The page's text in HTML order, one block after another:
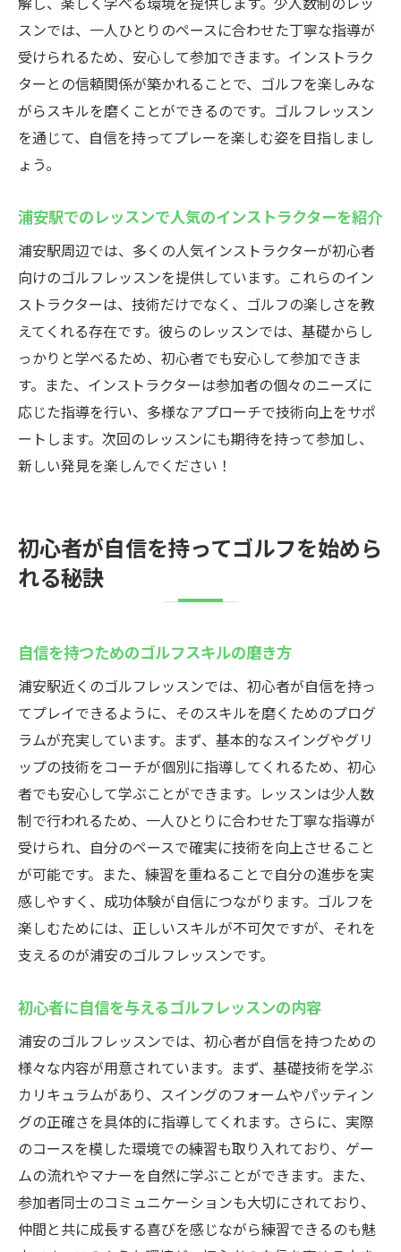
スンでは、一人ひとりのペースに合わせた丁寧な指導が
受けられるため、安心して参加できます。インストラク
ターとの信頼関係が築かれることで、ゴルフを楽しみな
がらスキルを磨くことができるのです。ゴルフレッスン
を通じて、自信を持ってプレーを楽しむ姿を目指しまし
ょう。
浦安駅でのレッスンで人気のインストラクターを紹介
浦安駅周辺では、多くの人気インストラクターが初心者
向けのゴルフレッスンを提供しています。これらのイン
ストラクターは、技術だけでなく、ゴルフの楽しさを教
えてくれる存在です。彼らのレッスンでは、基礎からし
っかりと学べるため、初心者でも安心して参加できま
す。また、インストラクターは参加者の個々のニーズに
応じた指導を行い、多様なアプローチで技術向上をサポ
ートします。次回のレッスンにも期待を持って参加し、
新しい発見を楽しんでください！
初心者が自信を持ってゴルフを始めら
れる秘訣
自信を持つためのゴルフスキルの磨き方
浦安駅近くのゴルフレッスンでは、初心者が自信を持っ
てプレイできるように、そのスキルを磨くためのプログ
ラムが充実しています。まず、基本的なスイングやグリ
ップの技術をコーチが個別に指導してくれるため、初心
者でも安心して学ぶことができます。レッスンは少人数
制で行われるため、一人ひとりに合わせた丁寧な指導が
受けられ、自分のペースで確実に技術を向上させること
が可能です。また、練習を重ねることで自分の進歩を実
感しやすく、成功体験が自信につながります。ゴルフを
楽しむためには、正しいスキルが不可欠ですが、それを
支えるのが浦安のゴルフレッスンです。
初心者に自信を与えるゴルフレッスンの内容
浦安のゴルフレッスンでは、初心者が自信を持つための
様々な内容が用意されています。まず、基礎技術を学ぶ
カリキュラムがあり、スイングのフォームやパッティン
グの正確さを具体的に指導してくれます。さらに、実際
のコースを模した環境での練習も取り入れており、ゲー
ムの流れやマナーを自然に学ぶことができます。また、
参加者同士のコミュニケーションも大切にされており、
仲間と共に成長する喜びを感じながら練習できるのも魅